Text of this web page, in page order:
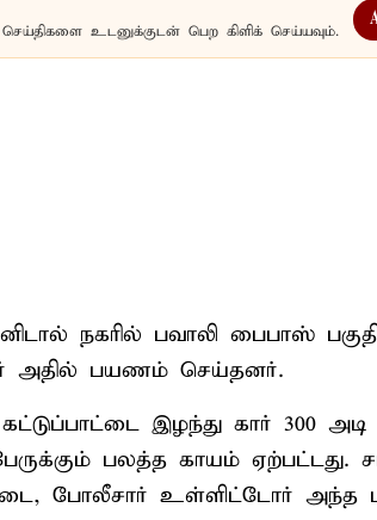
செய்திகளை உடனுக்குடன் பெற கிளிக் செய்யவும்.
நகரில் பவாலி பைபாஸ்
அதில் பயணம் செய்தனர்.
இழந்து கார் 300
பலத்த காயம் ஏற்பட்டது.
படை, போலீசார் உள்ளிட்டோர் அந்த